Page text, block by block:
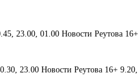
23.00, 01.00 Новости Реутова
23.00 Новости Реутова 16+